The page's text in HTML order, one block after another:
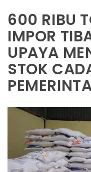
600 RIBU
IMPOR
UPAYA
STOK